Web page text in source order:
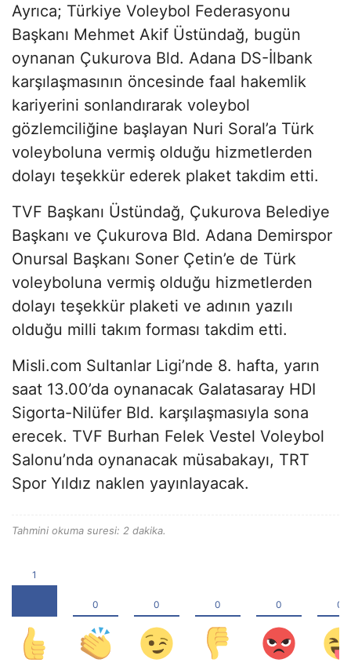
Ayrıca; Türkiye Voleybol Federasyonu
Başkanı Mehmet Akif Üstündağ, bugün
oynanan Çukurova Bld. Adana DS-İlbank
karşılaşmasının öncesinde faal hakemlik
kariyerini sonlandırarak voleybol
gözlemciliğine başlayan Nuri Soral’a Türk
voleyboluna vermiş olduğu hizmetlerden
dolayı teşekkür ederek plaket takdim etti.
TVF Başkanı Üstündağ, Çukurova Belediye
Başkanı ve Çukurova Bld. Adana Demirspor
Onursal Başkanı Soner Çetin’e de Türk
voleyboluna vermiş olduğu hizmetlerden
dolayı teşekkür plaketi ve adının yazılı
olduğu milli takım forması takdim etti.
Misli.com Sultanlar Ligi’nde 8. hafta, yarın
saat 13.00’da oynanacak Galatasaray HDI
Sigorta-Nilüfer Bld. karşılaşmasıyla sona
erecek. TVF Burhan Felek Vestel Voleybol
Salonu’nda oynanacak müsabakayı, TRT
Spor Yıldız naklen yayınlayacak.
Tahmini okuma suresi: 2 dakika.